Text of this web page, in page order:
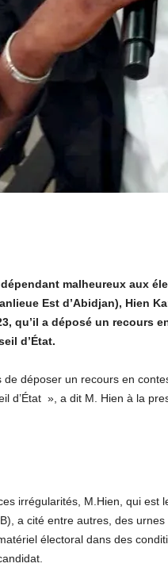
malheureux aux
Est d’Abidjan), Hien
qu’il a déposé un recours
d’État.
de déposer un recours en
d’État », a dit M. Hien à la
irrégularités, M.Hien, qui
a cité entre autres, des
électoral dans des